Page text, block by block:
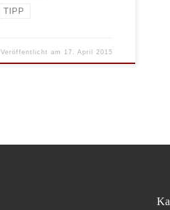
TIPP
Veröffentlicht am 17. April 2015